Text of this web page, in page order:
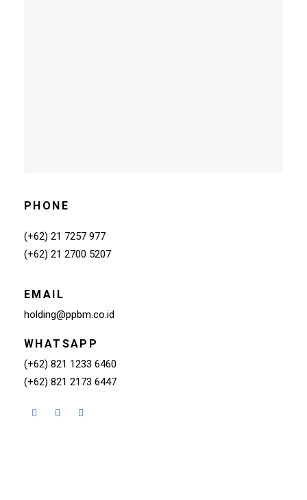
PHONE
(+62) 21 7257 977
(+62) 21 2700 5207
EMAIL
holding@ppbm.co.id
WHATSAPP
(+62) 821 1233 6460
(+62) 821 2173 6447